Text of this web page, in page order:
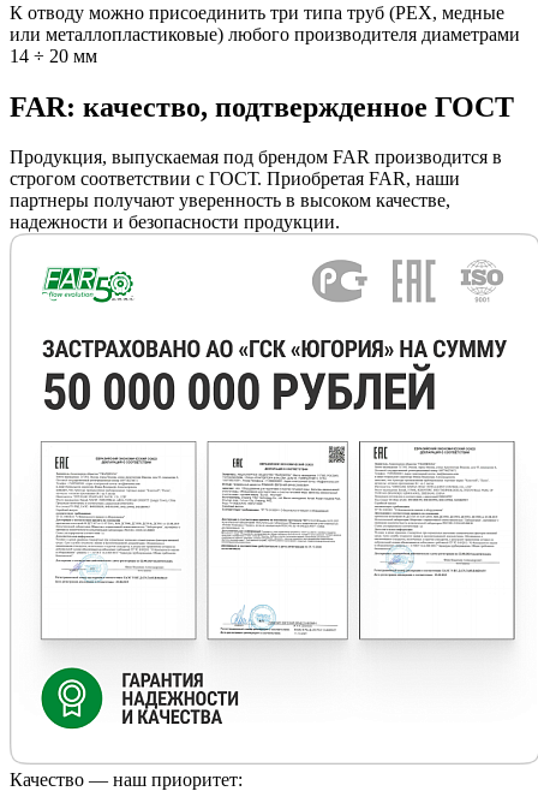
К отводу можно присоединить три типа труб (РЕХ, медные
или металлопластиковые) любого производителя диаметрами
14 ÷ 20 мм
FAR: качество, подтвержденное ГОСТ
Продукция, выпускаемая под брендом FAR производится в
строгом соответствии с ГОСТ. Приобретая FAR, наши
партнеры получают уверенность в высоком качестве,
надежности и безопасности продукции.
Качество — наш приоритет: